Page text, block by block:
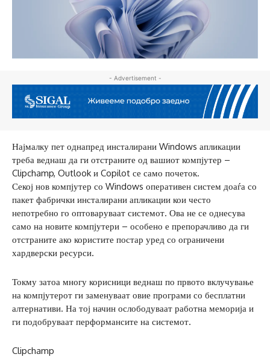
- Advertisement -
Најмалку пет однапред инсталирани Windows апликации
треба веднаш да ги отстраните од вашиот компјутер –
Clipchamp, Outlook и Copilot се само почеток.
Секој нов компјутер со Windows оперативен систем доаѓа со
пакет фабрички инсталирани апликации кои често
непотребно го оптоваруваат системот. Ова не се однесува
само на новите компјутери – особено е препорачливо да ги
отстраните ако користите постар уред со ограничени
хардверски ресурси.
Токму затоа многу корисници веднаш по првото вклучување
на компјутерот ги заменуваат овие програми со бесплатни
алтернативи. На тој начин ослободуваат работна меморија и
ги подобруваат перформансите на системот.
Clipchamp